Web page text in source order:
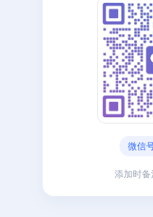
微信
添加时